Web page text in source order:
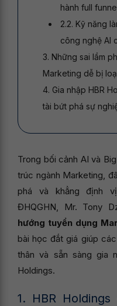
hành full
2.2. Kỹ năng
công nghệ AI
3. Những sai lầm
Marketing dễ bị
4. Gia nhập HBR
tài bứt phá sự
Trong bối cảnh AI và
trúc ngành Marketing,
phá và khẳng định
ĐHQGHN, Mr. Tony
hướng tuyển dụng
bài học đắt giá giúp
thân và sẵn sàng gia
Holdings.
1. HBR